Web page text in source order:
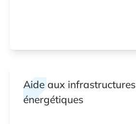
Aide aux infrastructures
énergétiques